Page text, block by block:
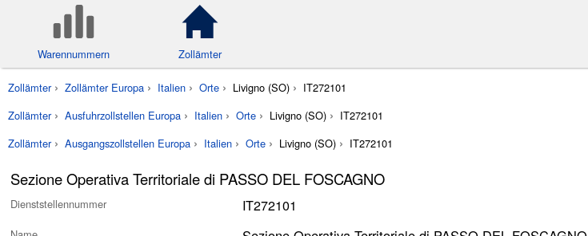
Warennummern Zollämter
Zollämter Zollämter Europa Italien Orte Livigno (SO)
IT272101
Zollämter
Ausfuhrzollstellen Europa Italien Orte Livigno (SO)
IT272101
Zollämter
Ausgangszollstellen Europa Italien Orte Livigno (SO) IT272101
Sezione Operativa Territoriale di PASSO DEL FOSCAGNO
Dienststellennummer IT272101